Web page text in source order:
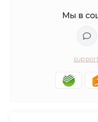
Мы в